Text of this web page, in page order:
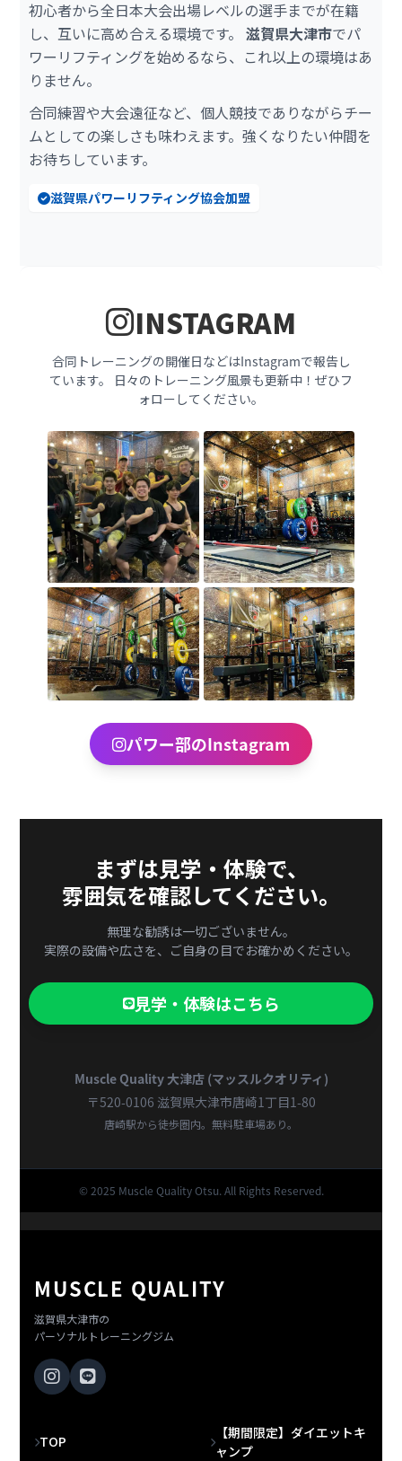
初心者から全日本大会出場レベルの選手までが在籍
し、互いに高め合える環境です。滋賀県大津市でパ
ワーリフティングを始めるなら、これ以上の環境はあ
りません。
合同練習や大会遠征など、個人競技でありながらチー
ムとしての楽しさも味わえます。強くなりたい仲間を
お待ちしています。
滋賀県パワーリフティング協会加盟
INSTAGRAM
合同トレーニングの開催日などはInstagramで報告し
ています。
日々のトレーニング風景も更新中！ぜひフ
ォローしてください。
パワー部のInstagram
まずは見学・体験で、
雰囲気を確認してください。
無理な勧誘は一切ございません。
実際の設備や広さを、ご自身の目でお確かめください。
見学・体験はこちら
Muscle Quality 大津店 (マッスルクオリティ)
〒520-0106 滋賀県大津市唐崎1丁目1-80
唐崎駅から徒歩圏内。無料駐車場あり。
© 2025 Muscle Quality Otsu. All Rights Reserved.
MUSCLE QUALITY
滋賀県大津市の
パーソナルトレーニングジム
TOP
【期間限定】ダイエットキ
ャンプ